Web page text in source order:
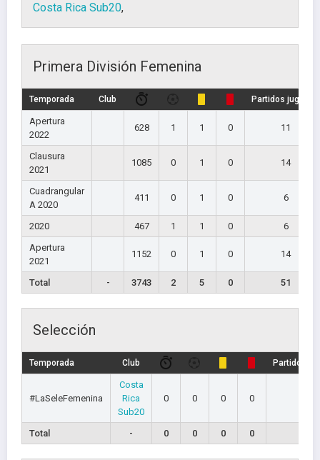
Costa Rica Sub20,
Primera División Femenina
Temporada Club Partidos jugados
Apertura
2022
628 1 1 0 11
Clausura
2021
1085 0 1 0 14
Cuadrangular
A 2020
411 0 1 0 6
2020 467 1 1 0
6
Apertura
2021
1152 0 1 0 14
Total - 3743 2 5 0 51
Selección
Temporada Club Partidos
#LaSeleFemenina
Costa
Rica
Sub20
0 0 0 0
Total - 0 0 0 0